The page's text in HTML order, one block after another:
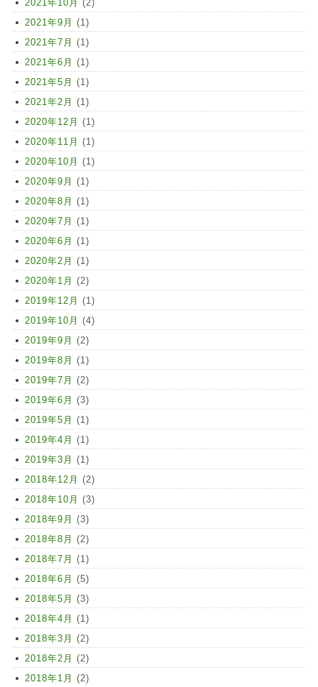
2021年10月 (2)
2021年9月 (1)
2021年7月 (1)
2021年6月 (1)
2021年5月 (1)
2021年2月 (1)
2020年12月 (1)
2020年11月 (1)
2020年10月 (1)
2020年9月 (1)
2020年8月 (1)
2020年7月 (1)
2020年6月 (1)
2020年2月 (1)
2020年1月 (2)
2019年12月 (1)
2019年10月 (4)
2019年9月 (2)
2019年8月 (1)
2019年7月 (2)
2019年6月 (3)
2019年5月 (1)
2019年4月 (1)
2019年3月 (1)
2018年12月 (2)
2018年10月 (3)
2018年9月 (3)
2018年8月 (2)
2018年7月 (1)
2018年6月 (5)
2018年5月 (3)
2018年4月 (1)
2018年3月 (2)
2018年2月 (2)
2018年1月 (2)